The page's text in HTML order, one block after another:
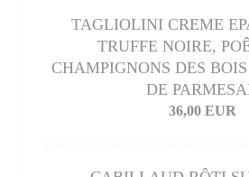
TAGLIOLINI CREME
TRUFFE NOIRE,
CHAMPIGNONS DES
DE
36,00 EUR